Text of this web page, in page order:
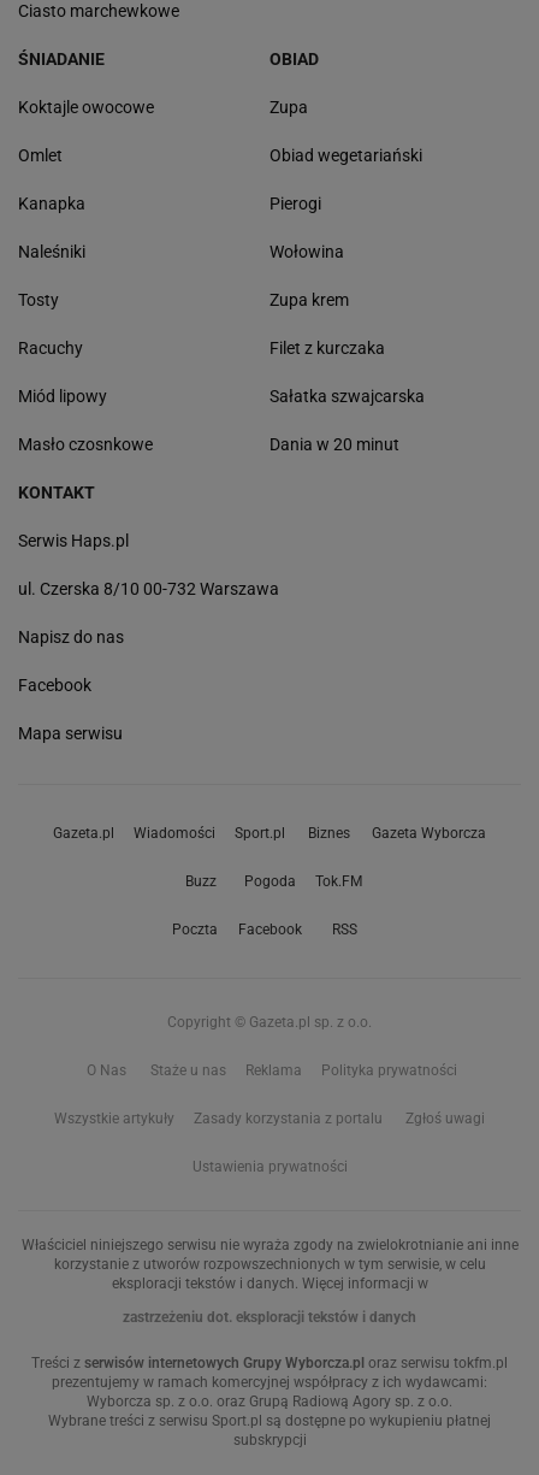
Ciasto marchewkowe
ŚNIADANIE
Koktajle owocowe
Omlet
Kanapka
Naleśniki
Tosty
Racuchy
Miód lipowy
Masło czosnkowe
OBIAD
Zupa
Obiad wegetariański
Pierogi
Wołowina
Zupa krem
Filet z kurczaka
Sałatka szwajcarska
Dania w 20 minut
KONTAKT
Serwis Haps.pl
ul. Czerska 8/10 00-732 Warszawa
Napisz do nas
Facebook
Mapa serwisu
Gazeta.pl Wiadomości Sport.pl Biznes Gazeta Wyborcza
Buzz Pogoda Tok.FM
Poczta Facebook RSS
Copyright © Gazeta.pl sp. z o.o.
O Nas Staże u nas Reklama Polityka prywatności
Wszystkie artykuły Zasady korzystania z portalu Zgłoś uwagi
Ustawienia prywatności
Właściciel niniejszego serwisu nie wyraża zgody na zwielokrotnianie ani inne
korzystanie z utworów rozpowszechnionych w tym serwisie, w celu
eksploracji tekstów i danych. Więcej informacji w
zastrzeżeniu dot. eksploracji tekstów i danych
Treści z serwisów internetowych Grupy Wyborcza.pl oraz serwisu tokfm.pl
prezentujemy w ramach komercyjnej współpracy z ich wydawcami:
Wyborcza sp. z o.o. oraz Grupą Radiową Agory sp. z o.o.
Wybrane treści z serwisu Sport.pl są dostępne po wykupieniu płatnej
subskrypcji